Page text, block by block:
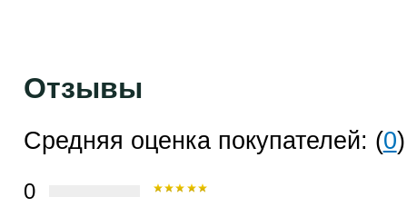
Отзывы
Средняя оценка покупателей: (0)
0